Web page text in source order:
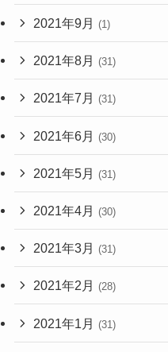
2021年9月 (1)
2021年8月 (31)
2021年7月 (31)
2021年6月 (30)
2021年5月 (31)
2021年4月 (30)
2021年3月 (31)
2021年2月 (28)
2021年1月 (31)